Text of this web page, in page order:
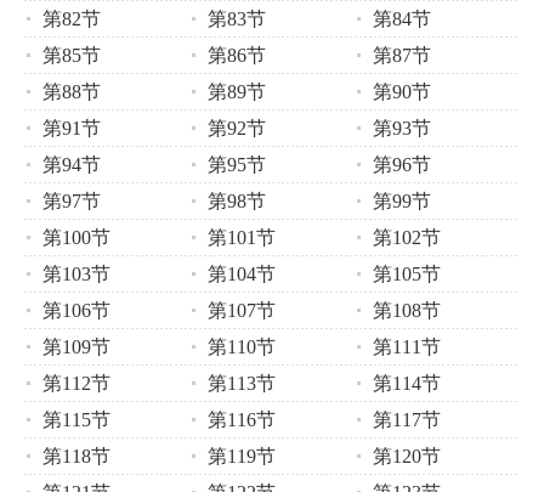
第82节
第83节
第84节
第85节
第86节
第87节
第88节
第89节
第90节
第91节
第92节
第93节
第94节
第95节
第96节
第97节
第98节
第99节
第100节
第101节
第102节
第103节
第104节
第105节
第106节
第107节
第108节
第109节
第110节
第111节
第112节
第113节
第114节
第115节
第116节
第117节
第118节
第119节
第120节